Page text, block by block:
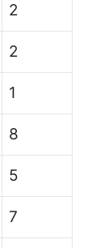
2
2
1
8
5
7